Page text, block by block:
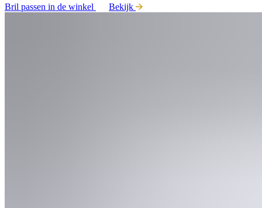
Bril passen in de winkel
Bekijk